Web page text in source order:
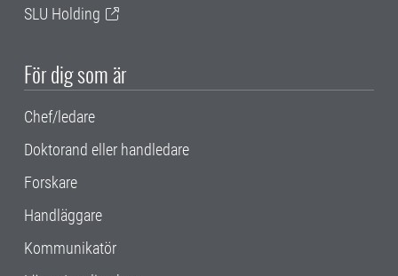
SLU Holding
För dig som är
Chef/ledare
Doktorand eller handledare
Forskare
Handläggare
Kommunikatör